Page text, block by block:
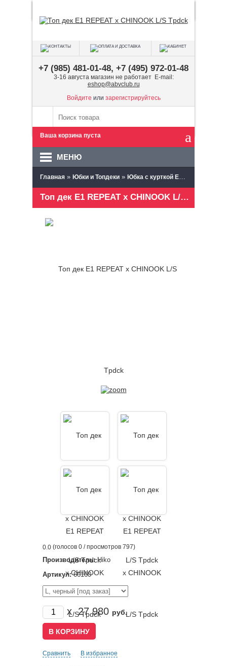
+7 (985) 481-01-48, +7 (495) 972-01-48
3-16 августа магазин не работает E-mail:
eshop@abvclub.ru
Войдите или зарегистрируйтесь
Ваша корзина пуста
МЕНЮ
Главная » Юбки и Топдеки » Юбка с курткой E1 EVOLUTION
Топ дек E1 REPEAT x CHINOOK L/S Tpdck
0.0 (голосов 0 / просмотров 797)
Производитель:Hiko
Артикул:66160
x 27 980 руб.
Сравнить В избранное